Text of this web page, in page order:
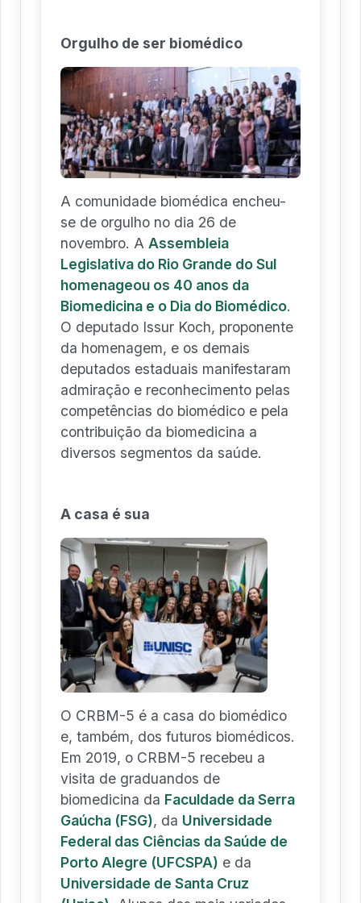
Orgulho de ser biomédico
A comunidade biomédica encheu-
se de orgulho no dia 26 de
novembro. A Assembleia
Legislativa do Rio Grande do Sul
homenageou os 40 anos da
Biomedicina e o Dia do Biomédico.
O deputado Issur Koch, proponente
da homenagem, e os demais
deputados estaduais manifestaram
admiração e reconhecimento pelas
competências do biomédico e pela
contribuição da biomedicina a
diversos segmentos da saúde.
A casa é sua
O CRBM-5 é a casa do biomédico
e, também, dos futuros biomédicos.
Em 2019, o CRBM-5 recebeu a
visita de graduandos de
biomedicina da Faculdade da Serra
Gaúcha (FSG), da Universidade
Federal das Ciências da Saúde de
Porto Alegre (UFCSPA) e da
Universidade de Santa Cruz